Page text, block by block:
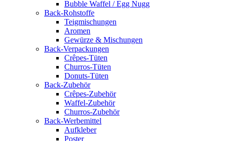
Bubble Waffel / Egg Nugg
Back-Rohstoffe
Teigmischungen
Aromen
Gewürze & Mischungen
Back-Verpackungen
Crêpes-Tüten
Churros-Tüten
Donuts-Tüten
Back-Zubehör
Crêpes-Zubehör
Waffel-Zubehör
Churros-Zubehör
Back-Werbemittel
Aufkleber
Poster